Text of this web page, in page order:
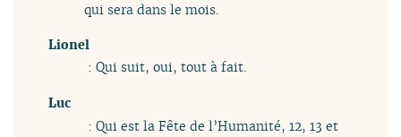
qui sera dans le mois.
Lionel
: Qui suit, oui, tout à fait.
Luc
: Qui est la Fête de l’Humanité, 12, 13 et